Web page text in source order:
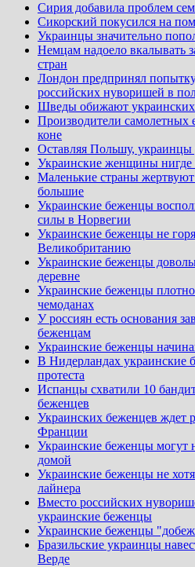
Сирия добавила проблем
Сикорский покусился на
Украинцы значительно
Немцам надоело вкалывать
стран
Лондон предпринял
российских нуворишей в
Шведы обижают
Производители самолетных
коне
Оставляя Польшу,
Украинские женщины нигде
Маленькие страны
большие
Украинские беженцы
силы в Норвегии
Украинские беженцы не
Великобританию
Украинские беженцы
деревне
Украинские беженцы
чемоданах
У россиян есть основания
беженцам
Украинские беженцы
В Нидерландах
протеста
Испанцы схватили 10
беженцев
Украинских беженцев ждет
Франции
Украинские беженцы могут
домой
Украинские беженцы не
лайнера
Вместо российских
украинские беженцы
Украинские беженцы
Бразильские украинцы
Верде